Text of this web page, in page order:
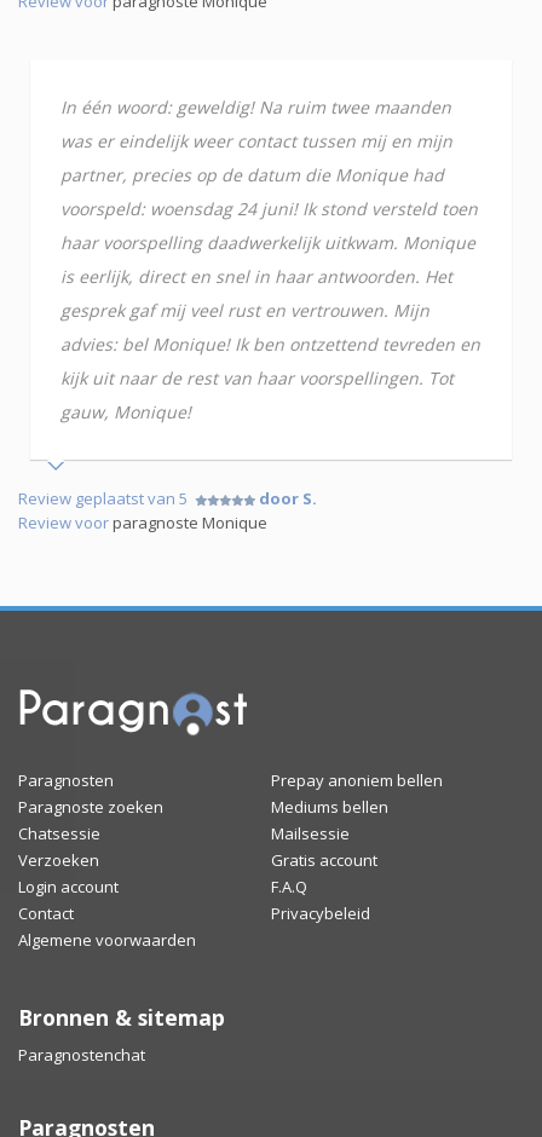
In één woord: geweldig! Na ruim twee maanden
was er eindelijk weer contact tussen mij en mijn
partner, precies op de datum die Monique had
voorspeld: woensdag 24 juni! Ik stond versteld toen
haar voorspelling daadwerkelijk uitkwam. Monique
is eerlijk, direct en snel in haar antwoorden. Het
gesprek gaf mij veel rust en vertrouwen. Mijn
advies: bel Monique! Ik ben ontzettend tevreden en
kijk uit naar de rest van haar voorspellingen. Tot
gauw, Monique!
Review geplaatst van 5
door S.
Review voorparagnoste Monique
Paragnosten
Prepay anoniem bellen
Paragnoste zoeken
Mediums bellen
Chatsessie
Mailsessie
Verzoeken
Gratis account
Login account
F.A.Q
Contact
Privacybeleid
Algemene voorwaarden
Bronnen & sitemap
Paragnostenchat
Paragnosten